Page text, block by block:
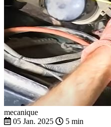
mecanique
05 Jan. 2025
5 min